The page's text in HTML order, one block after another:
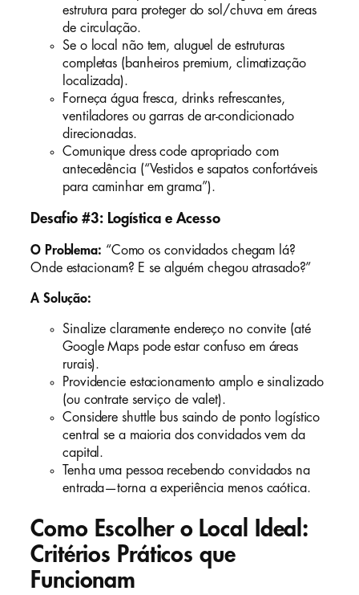
estrutura para proteger do sol/chuva em áreas
de circulação.
Se o local não tem, aluguel de estruturas
completas (banheiros premium, climatização
localizada).
Forneça água fresca, drinks refrescantes,
ventiladores ou garras de ar-condicionado
direcionadas.
Comunique dress code apropriado com
antecedência (“Vestidos e sapatos confortáveis
para caminhar em grama”).
Desafio #3: Logística e Acesso
O Problema: “Como os convidados chegam lá?
Onde estacionam? E se alguém chegou atrasado?”
A Solução:
Sinalize claramente endereço no convite (até
Google Maps pode estar confuso em áreas
rurais).
Providencie estacionamento amplo e sinalizado
(ou contrate serviço de valet).
Considere shuttle bus saindo de ponto logístico
central se a maioria dos convidados vem da
capital.
Tenha uma pessoa recebendo convidados na
entrada—torna a experiência menos caótica.
Como Escolher o Local Ideal:
Critérios Práticos que
Funcionam